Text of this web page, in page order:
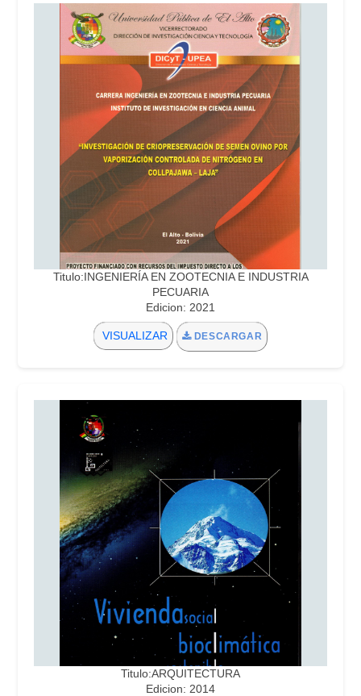
Titulo:INGENIERÍA EN ZOOTECNIA E INDUSTRIA
PECUARIA
Edicion: 2021
VISUALIZAR DESCARGAR
Titulo:ARQUITECTURA
Edicion: 2014